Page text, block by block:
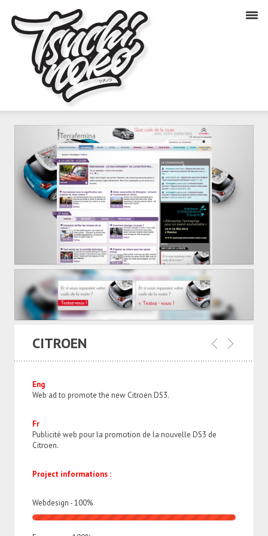
CITROEN
Eng
Web ad to promote the new Citroen DS3.
Fr
Publicité web pour la promotion de la nouvelle DS3 de
Citroen.
Project informations :
Webdesign -100%